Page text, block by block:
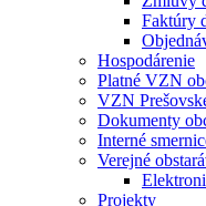
Faktúry
Hospodárenie
Platné VZN
VZN
Dokumenty
Interné
Verejné
Projekty